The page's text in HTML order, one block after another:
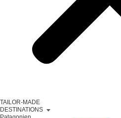
TAILOR-MADE
DESTINATIONS